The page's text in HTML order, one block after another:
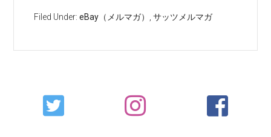
Filed Under:eBay（メルマガ） ,サッツメルマガ
Primary
Sidebar